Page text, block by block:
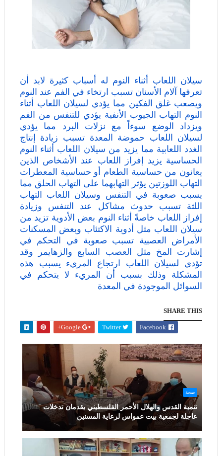
سيلان اللعاب أثناء النوم له أسباب كثيرة لابد أن
تعرفها آلام الأسنان تسبب ارتخاء في الفم عند النوم
ويصعب غلق الفكين مما يؤدي لسيلان اللعاب أثناء
النوم التهاب الجيوب الأنفية يؤدي للتنفس من الفم
ويزداد الوضع سوءاً مع نزلات البرد مما يؤدي
لسيلان اللعاب حموضة المعدة تسبب زيادة إنتاج
الغدد اللعابية مما يزيد من سيلان اللعاب أثناء النوم
الحساسية يزيد إفراز اللعاب عند الأشخاص الذين
يعانون من حساسية الطعام أو حساسية المعطرات
التهاب اللوزتين يؤثر التهابهما على التهاب الحلق مما
يسبب صعوبة في التنفس وسيلان اللعاب التهاب
اللثة تسبب حدوث مشاكل عند التنفس وزيادة
إفراز اللعاب خاصةً أثناء النوم بعض الأدوية تزيد من
سيلان اللعاب مثل أدوية الاكتئاب وبعض المسكنات
الأمراض العصبية تسبب صعوبة في التحكم في
إشارت المخ مثل العصب السابع والزهايمر وقد
تؤدي لسيلان اللعاب ارتجاع المريء يسبب هذه
المشكلة وذلك بسبب أن المريء لا يتحكم في
السوائل الموجودة في المعدة
SHARE THIS
Facebook
Twitter
Google+
صحة
تنمية القدس والهلال الأحمر الفلسطيني يقدمان تدخلات
عاجلة لجمعية بيت عمواس لرعاية المسنين